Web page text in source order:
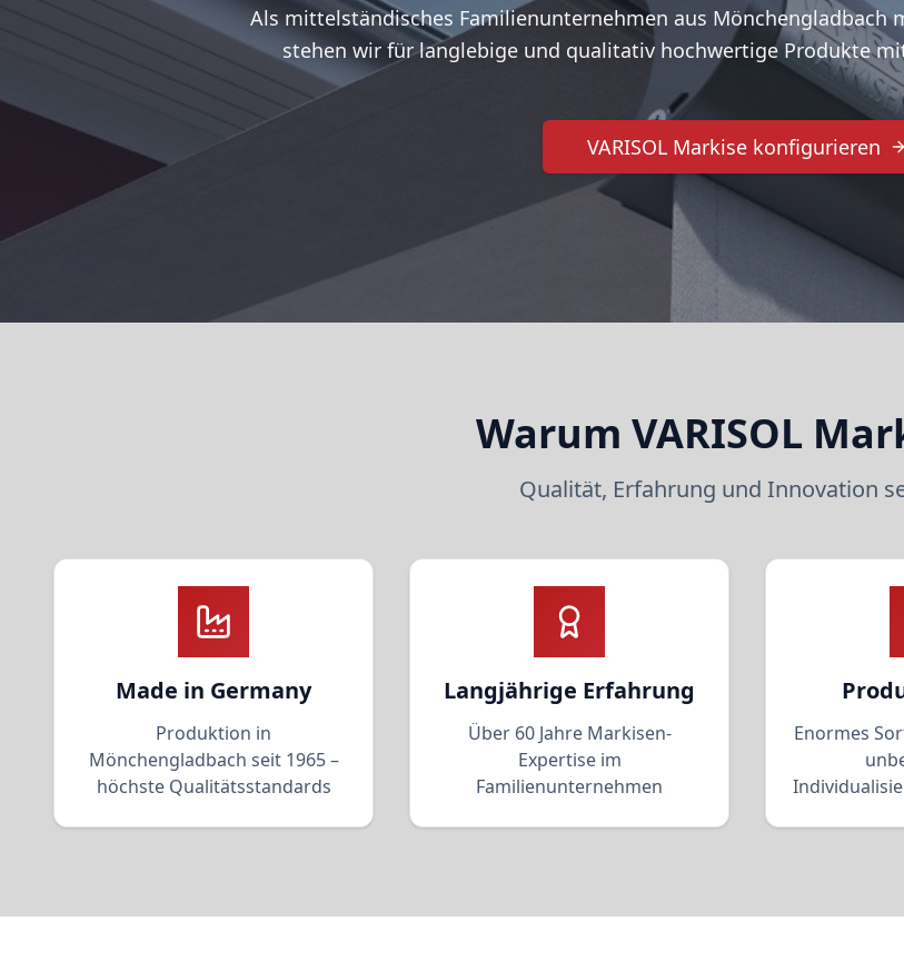
Als mittelständisches Familienunternehmen aus Mönchengladbach
stehen wir für langlebige und qualitativ hochwertige Produkte
VARISOL Markise konfigurieren
Warum VARISOL
Qualität, Erfahrung und Innovation
Made in Germany
Produktion in
Mönchengladbach seit 1965 –
höchste Qualitätsstandards
Langjährige Erfahrung
Über 60 Jahre Markisen-
Expertise im
Familienunternehmen
Enormes